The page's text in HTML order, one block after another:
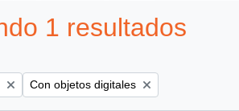
1 resultados
Remove filter:
Con objetos digitales